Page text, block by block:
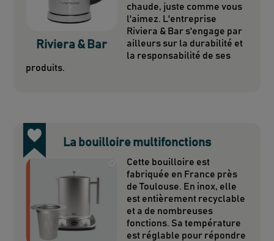
Riviera & Bar
chaude, juste comme vous
l'aimez. L'entreprise
Riviera & Bar s'engage par
ailleurs sur la durabilité et
la responsabilité de ses
produits.
La bouilloire multifonctions
Cette bouilloire est
fabriquée en France près
de Toulouse. En inox, elle
est entièrement recyclable
et a de nombreuses
fonctions. Sa température
est réglable pour répondre